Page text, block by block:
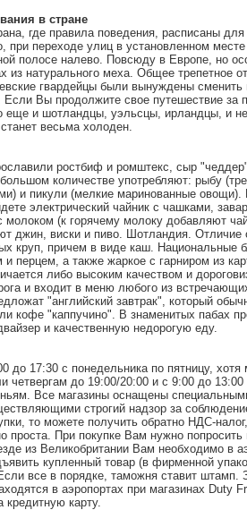
в стране
где правила поведения, расписаны
при переходе улиц в установленном
полосе налево. Повсюду в Европе, но
из натурального меха. Общее трепетное
гвардейцы были вынуждены
Если Вы продолжите свое путешествие за
еще и шотландцы, уэльсцы, ирландцы, и
весьма холоден.
ростбиф и ромштекс, сыр
количестве употребляют: рыбу
и пикули (мелкие маринованные
электрический чайник с чашками,
(к горячему молоку добавляют
джин, виски и пиво. Шотландия. Отличие
круп, причем в виде каш. Национальные
и перцем, а также жаркое с гарниром из
либо высоким качеством и
и входит в меню любого из
"английский завтрак", который
кофе "каппучино". В знаменитых пабах
и качественную недорогую еду.
до 17:30 с понедельника по пятницу, хотя
четвергам до 19:00/20:00 и с 9:00 до
Все магазины оснащены
строгий надзор за
то можете получить обратно НДС-
проста. При покупке Вам нужно
из Великобритании Вам необходимо в
купленный товар (в фирменной
все в порядке, таможня ставит штамп.
в аэропортах при магазинах Duty
кредитную карту.